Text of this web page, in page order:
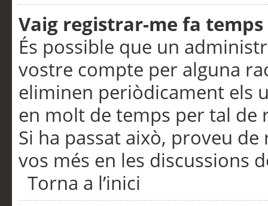
Vaig registrar-me fa
És possible que un
vostre compte per alguna
eliminen periòdicament els
en molt de temps per tal de
Si ha passat això, proveu
vos més en les discussions
Torna a l’inici